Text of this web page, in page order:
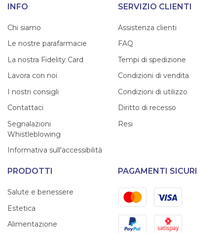
INFO
Chi siamo
Le nostre parafarmacie
La nostra Fidelity Card
Lavora con noi
I nostri consigli
Contattaci
Segnalazioni
Whistleblowing
Informativa sull'accessibilità
SERVIZIO CLIENTI
Assistenza clienti
FAQ
Tempi di spedizione
Condizioni di vendita
Condizioni di utilizzo
Diritto di recesso
Resi
PRODOTTI
Salute e benessere
Estetica
Alimentazione
PAGAMENTI SICURI
MastercardVisa
PayPal Satispay